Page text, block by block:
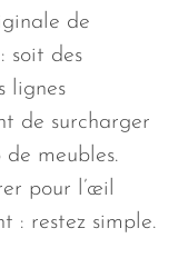
de
soit des
lignes
de surcharger
meubles.
pour l’œil
: restez simple.